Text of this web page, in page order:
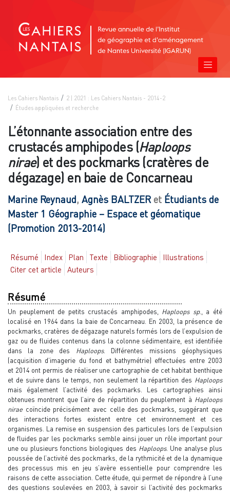
Les Cahiers Nantais
2 | 2021 : Les Cahiers Nantais - 2014-2
Études appliquées et recherche
L’étonnante association entre des
crustacés amphipodes (Haploops
nirae) et des pockmarks (cratères de
dégazage) en baie de Concarneau
Marine Reynaud, Agnès BALTZER et Étudiants de
Master 1 Géographie – Espace et géomatique
(Promotion 2013-2014)
Résumé Index Plan Texte Bibliographie
Illustrations
Citer cet article
Auteurs
Résumé
Un peuplement de petits crustacés amphipodes, Haploops sp., a été
localisé en 1964 dans la baie de Concarneau. En 2003, la présence de
pockmarks, cratères de dégazage naturels formés lors de l’expulsion de
gaz ou de fluides contenus dans la colonne sédimentaire, est identifiée
dans la zone des Haploops. Différentes missions géophysiques
(acquisition d’imagerie du fond et bathymétrie) effectuées entre 2003
et 2014 ont permis de réaliser une cartographie de cet habitat benthique
et de suivre dans le temps, non seulement la répartition des Haploops
mais également l’activité des pockmarks. Les cartographies ainsi
obtenues montrent que l’aire de répartition du peuplement à Haploops
nirae coïncide précisément avec celle des pockmarks, suggérant que
des interactions fortes existent entre cet environnement et ces
organismes. La remise en suspension des particules lors de l’expulsion
de fluides par les pockmarks semble ainsi jouer un rôle important pour
une ou plusieurs fonctions biologiques des Haploops. Une analyse plus
poussée de l’activité des pockmarks, de la rythmicité et de la dynamique
des processus mis en jeu s’avère essentielle pour comprendre les
raisons de cette association. Cette étude, qui permet de répondre à l’une
des questions soulevées en 2003, à savoir si l’activité des pockmarks